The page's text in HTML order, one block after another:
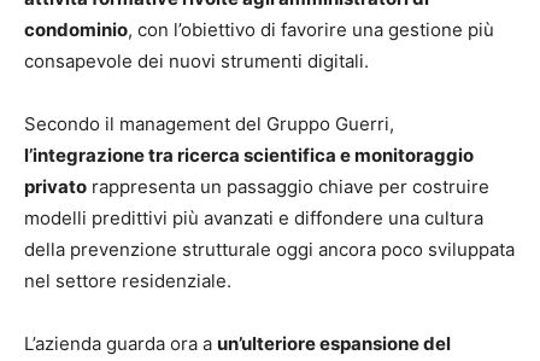
condominio, con l’obiettivo di favorire una gestione più
consapevole dei nuovi strumenti digitali.
Secondo il management del Gruppo Guerri,
l’integrazione tra ricerca scientifica e monitoraggio
privato rappresenta un passaggio chiave per costruire
modelli predittivi più avanzati e diffondere una cultura
della prevenzione strutturale oggi ancora poco sviluppata
nel settore residenziale.
L’azienda guarda ora a un’ulteriore espansione del